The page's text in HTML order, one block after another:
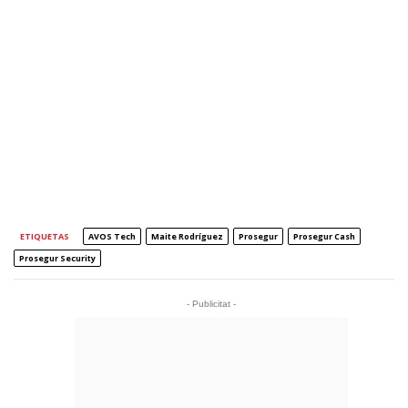
ETIQUETAS AVOS Tech Maite Rodríguez Prosegur
Prosegur Cash
Prosegur Security
- Publicitat -